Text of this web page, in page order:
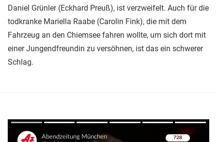
Daniel Grünler (Eckhard Preuß), ist verzweifelt. Auch für die
todkranke Mariella Raabe (Carolin Fink), die mit dem
Fahrzeug an den Chiemsee fahren wollte, um sich dort mit
einer Jungendfreundin zu versöhnen, ist das ein schwerer
Schlag.